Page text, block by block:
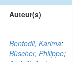
Auteur(s)
Benfodil, Karima;
Büscher, Philippe;